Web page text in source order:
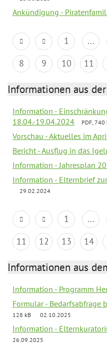
Ankündigung -
1 ...
8
9 10 11
Informationen aus
Information -
18.04.-19.04.2024
PDF, 740
Vorschau - Aktuelles im
Bericht - Ausflug in das
Information - Jahresplan
Information - Elternbrief
29.02.2024
1 ...
11
12 13 14
Informationen aus
Information - Programm
Formular - Bedarfsabfrage
128 kB
02.10.2025
Information -
26.09.2025